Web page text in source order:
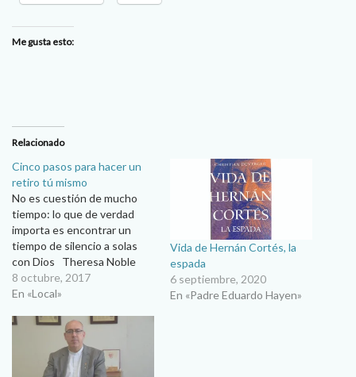
Me gusta esto:
Relacionado
Cinco pasos para hacer un
retiro tú mismo
No es cuestión de mucho
tiempo: lo que de verdad
importa es encontrar un
tiempo de silencio a solas
con Dios Theresa Noble
San Ignacio, creador de los
Ejercicios Espirituales que
retiros, afirmó que una hora
de oración en una cueva de
Manresa le había…
8 octubre, 2017
En «Local»
Vida de Hernán Cortés, la
espada
6 septiembre, 2020
En «Padre Eduardo Hayen»